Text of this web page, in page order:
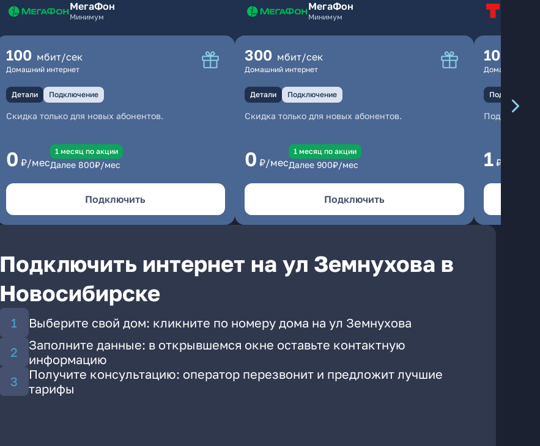
МегаФон
Минимум
100 мбит/сек
Домашний интернет
Детали Подключение
Скидка только для новых абонентов.
0 ₽/мес
1 месяц по акции
Далее 800₽/мес
Подключить
МегаФон
Минимум
300 мбит/сек
Домашний интернет
Детали Подключение
Скидка только для новых абонентов.
0 ₽/мес
1 месяц по акции
Далее 900₽/мес
Подключить
100
Домашний
Подключение
1 ₽/мес
Подключить интернет на ул Земнухова в
Новосибирске
Выберите свой дом: кликните по номеру дома на ул Земнухова
Заполните данные: в открывшемся окне оставьте контактную
информацию
Получите консультацию: оператор перезвонит и предложит лучшие
тарифы